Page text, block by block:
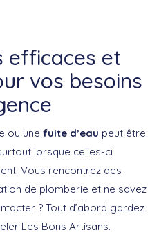
efficaces et
vos besoins
ou une fuite d’eau peut être
lorsque celles-ci
Vous rencontrez des
de plomberie et ne savez
? Tout d’abord gardez
Les Bons Artisans.